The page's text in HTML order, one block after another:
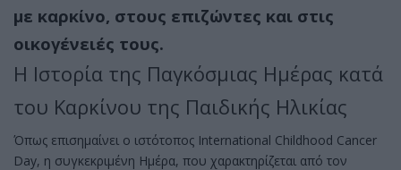
με καρκίνο, στους επιζώντες και στις
οικογένειές τους.
Η Ιστορία της Παγκόσμιας Ημέρας κατά
του Καρκίνου της Παιδικής Ηλικίας
Όπως επισημαίνει ο ιστότοπος International Childhood Cancer
Day, η συγκεκριμένη Ημέρα, που χαρακτηρίζεται από τον